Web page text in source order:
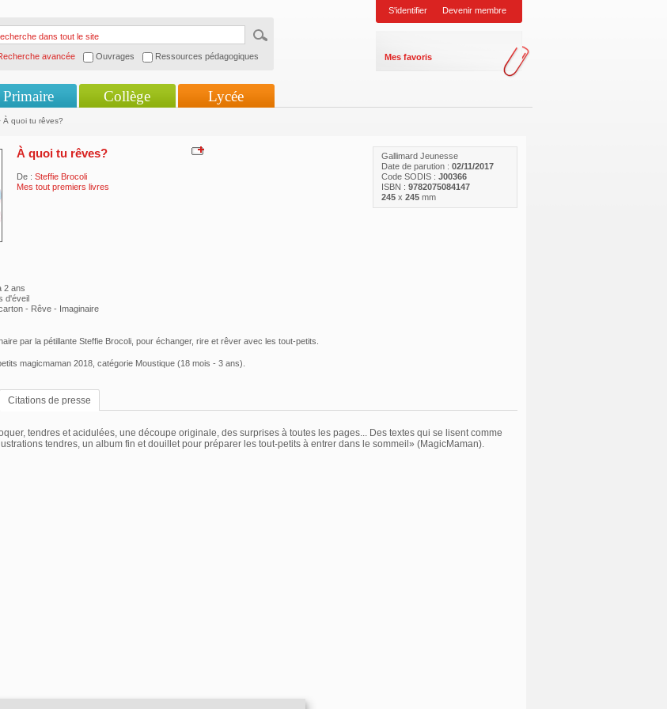
avancée Ouvrages Ressources pédagogiques
S'identifier Devenir membre
Mes favoris
Primaire Collège Lycée
quoi tu rêves?
Gallimard Jeunesse
Date de parution : 02/11/2017
Code SODIS : J00366
ISBN : 9782075084147
245x 245mm
À quoi tu rêves?
De : Steffie Brocoli
Mes tout premiers livres
2 ans
d'éveil
- Rêve - Imaginaire
par la pétillante Steffie Brocoli, pour échanger, rire et rêver avec les tout-petits.
magicmaman 2018, catégorie Moustique (18 mois - 3 ans).
Citations de presse
tendres et acidulées, une découpe originale, des surprises à toutes les pages... Des textes qui se lisent comme
tendres, un album fin et douillet pour préparer les tout-petits à entrer dans le sommeil» (MagicMaman).